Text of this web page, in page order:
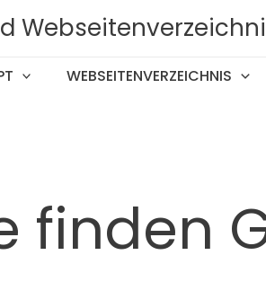
WEBSEITENVERZEICHNIS
finden